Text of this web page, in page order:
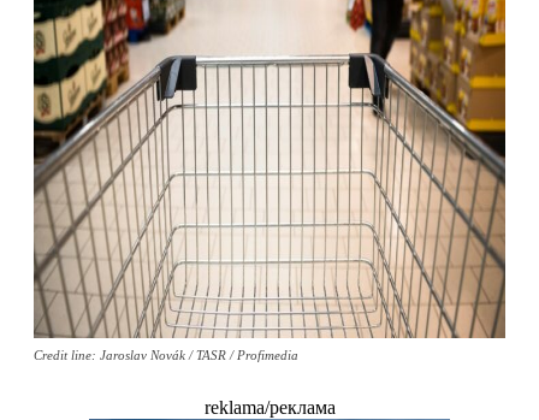
Credit line: Jaroslav Novák / TASR / Profimedia
reklama/реклама